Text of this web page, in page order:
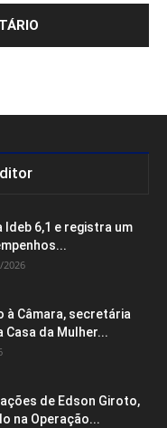
Ideb 6,1 e registra um
2026
à Câmara, secretária
da Mulher...
de Edson Giroto,
na Operação...